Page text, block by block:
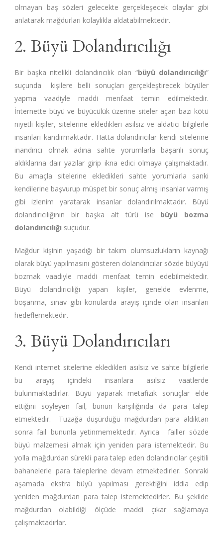
olmayan baş sözleri gelecekte gerçekleşecek olaylar gibi
anlatarak mağdurları kolaylıkla aldatabilmektedir.
2. Büyü Dolandırıcılığı
Bir başka nitelikli dolandırıcılık olan “büyü dolandırıcılığı”
suçunda kişilere belli sonuçları gerçekleştirecek büyüler
yapma vaadiyle maddi menfaat temin edilmektedir.
İnternette büyü ve büyücülük üzerine siteler açan bazı kötü
niyetli kişiler, sitelerine ekledikleri asılsız ve aldatıcı bilgilerle
insanları kandırmaktadır. Hatta dolandırıcılar kendi sitelerine
inandırıcı olmak adına sahte yorumlarla başarılı sonuç
aldıklarına dair yazılar girip ikna edici olmaya çalışmaktadır.
Bu amaçla sitelerine ekledikleri sahte yorumlarla sanki
kendilerine başvurup müspet bir sonuç almış insanlar varmış
gibi izlenim yaratarak insanlar dolandırılmaktadır. Büyü
dolandırıcılığının bir başka alt türü ise büyü bozma
dolandırıcılığı suçudur.
Mağdur kişinin yaşadığı bir takım olumsuzlukların kaynağı
olarak büyü yapılmasını gösteren dolandırıcılar sözde büyüyü
bozmak vaadiyle maddi menfaat temin edebilmektedir.
Büyü dolandırıcılığı yapan kişiler, genelde evlenme,
boşanma, sınav gibi konularda arayış içinde olan insanları
hedeflemektedir.
3. Büyü Dolandırıcıları
Kendi internet sitelerine ekledikleri asılsız ve sahte bilgilerle
bu arayış içindeki insanlara asılsız vaatlerde
bulunmaktadırlar. Büyü yaparak metafizik sonuçlar elde
ettiğini söyleyen fail, bunun karşılığında da para talep
etmektedir. Tuzağa düşürdüğü mağdurdan para aldıktan
sonra fail bununla yetinmemektedir. Ayrıca failler sözde
büyü malzemesi almak için yeniden para istemektedir. Bu
yolla mağdurdan sürekli para talep eden dolandırıcılar çeşitili
bahanelerle para taleplerine devam etmektedirler. Sonraki
aşamada ekstra büyü yapılması gerektiğini iddia edip
yeniden mağdurdan para talep istemektedirler. Bu şekilde
mağdurdan olabildiği ölçüde maddi çıkar sağlamaya
çalışmaktadırlar.